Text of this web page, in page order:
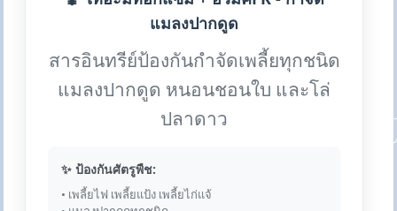
แมลงปากดูด
สารอินทรีย์ป้องกันกำจัดเพลี้ยทุกชนิด
แมลงปากดูด หนอนชอนใบ และโล่
ปลาดาว
✨ ป้องกันศัตรูพืช:
• เพลี้ยไฟ เพลี้ยแป้ง เพลี้ยไก่แจ้